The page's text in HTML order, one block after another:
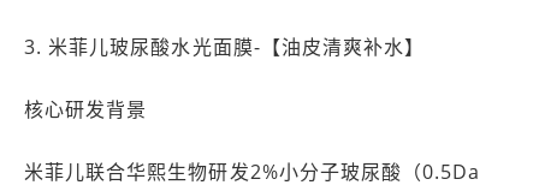
3. 米菲儿玻尿酸水光面膜-【油皮清爽补水】
核心研发背景
米菲儿联合华熙生物研发2%小分子玻尿酸（0.5Da